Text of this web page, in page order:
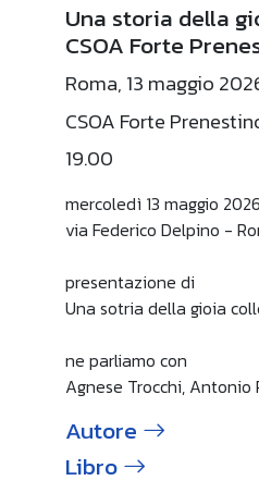
Una storia della
CSOA Forte
Roma, 13 maggio
CSOA Forte
19.00
mercoledì 13 maggio 2026
via Federico Delpino -
presentazione di
Una sotria della gioia
ne parliamo con
Agnese Trocchi, Antonio
Autore
Libro